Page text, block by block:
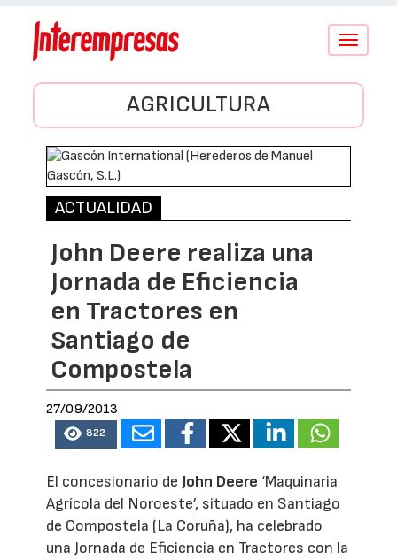
Conmutar
AGRICULTURA
ACTUALIDAD
John Deere realiza una
Jornada de Eficiencia
en Tractores en
Santiago de
Compostela
27/09/2013
822
El concesionario deJohn Deere ‘Maquinaria
Agrícola del Noroeste’, situado en Santiago
de Compostela (La Coruña), ha celebrado
una Jornada de Eficiencia en Tractores con la